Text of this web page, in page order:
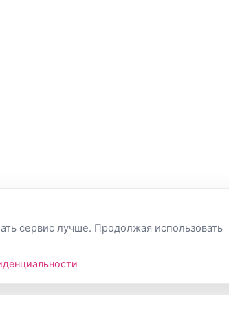
сервис лучше. Продолжая использовать